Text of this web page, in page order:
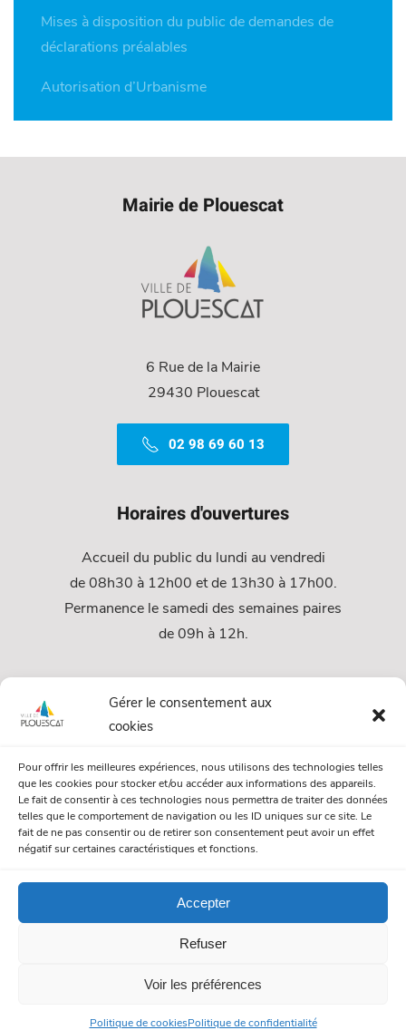
Gérer le consentement aux
cookies
Pour offrir les meilleures expériences, nous utilisons des technologies telles
que les cookies pour stocker et/ou accéder aux informations des appareils.
Le fait de consentir à ces technologies nous permettra de traiter des données
telles que le comportement de navigation ou les ID uniques sur ce site. Le
fait de ne pas consentir ou de retirer son consentement peut avoir un effet
négatif sur certaines caractéristiques et fonctions.
Accepter
Refuser
Voir les préférences
Politique de cookiesPolitique de confidentialité
Mises à disposition du public de demandes de
déclarations préalables
Autorisation d’Urbanisme
Mairie de Plouescat
6 Rue de la Mairie
29430 Plouescat
02 98 69 60 13
Horaires d'ouvertures
Accueil du public du lundi au vendredi
de 08h30 à 12h00 et de 13h30 à 17h00.
Permanence le samedi des semaines paires
de 09h à 12h.
Services
Urbanisme
Papiers et citoyenneté
Numéros Utiles
© Mairie de Plouescat. Tous droits réservés. /Mentions légales
Politique de gestion des cookies/Politique de confidentialité